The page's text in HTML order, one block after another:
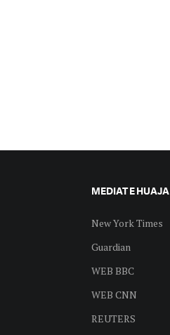
MEDIAT E HUAJA
New York Times
Guardian
WEB BBC
WEB CNN
REUTERS